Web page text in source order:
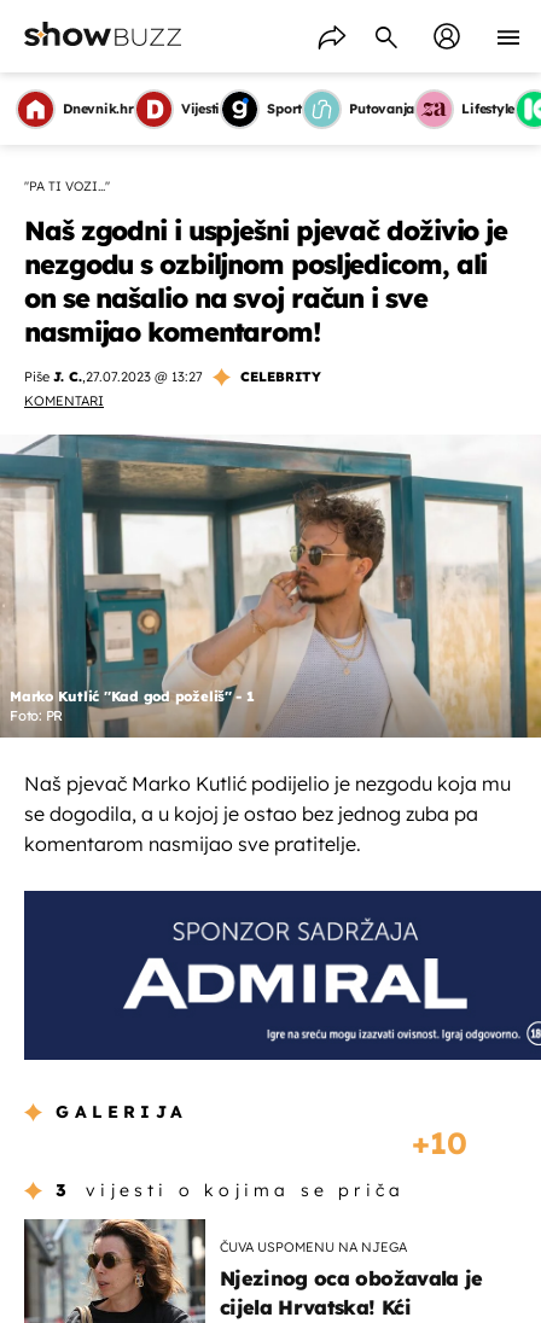
Dnevnik.hr Vijesti Sport Putovanja Lifestyle
''PA TI VOZI...''
Naš zgodni i uspješni pjevač doživio je
nezgodu s ozbiljnom posljedicom, ali
on se našalio na svoj račun i sve
nasmijao komentarom!
Piše J. C.,27.07.2023 @ 13:27
CELEBRITY
KOMENTARI
Marko Kutlić ''Kad god poželiš'' - 1
Foto: PR
Naš pjevač Marko Kutlić podijelio je nezgodu koja mu
se dogodila, a u kojoj je ostao bez jednog zuba pa
komentarom nasmijao sve pratitelje.
GALERIJA
10
3 vijesti o kojima se priča
ČUVA USPOMENU NA NJEGA
Njezinog oca obožavala je
cijela Hrvatska! Kći
OMOGUĆI OBAVIJESTI